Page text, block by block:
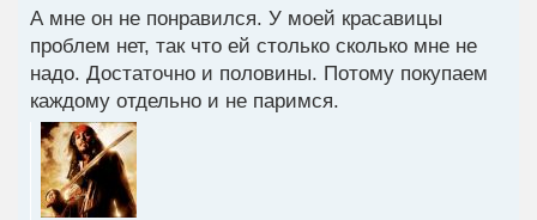
А мне он не понравился. У моей красавицы
проблем нет, так что ей столько сколько мне не
надо. Достаточно и половины. Потому покупаем
каждому отдельно и не паримся.